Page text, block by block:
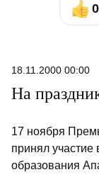
0
18.11.2000 00:00
На
17 ноября
принял
образования